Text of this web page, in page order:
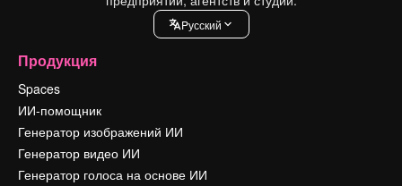
Pусский
Продукция
Spaces
ИИ-помощник
Генератор изображений ИИ
Генератор видео ИИ
Генератор голоса на основе ИИ